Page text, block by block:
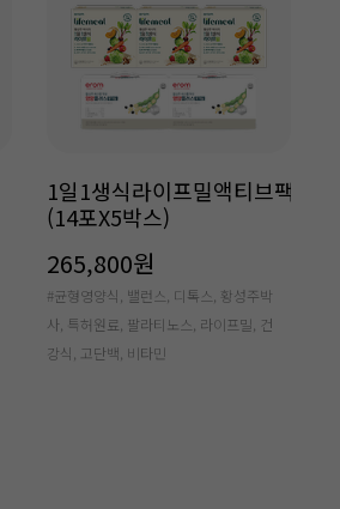
1일1생식라이프밀액티브팩
(14포X5박스)
265,800원
#균형영양식, 밸런스, 디톡스, 황성주박
사, 특허원료, 팔라티노스, 라이프밀, 건
강식, 고단백, 비타민